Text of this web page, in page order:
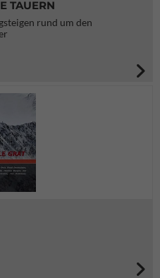
TAUERN
rund um den